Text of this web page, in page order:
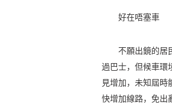
好在唔塞車
不願出鏡的居
過巴士，但候車環
見增加，未知屆
快增加線路，免出